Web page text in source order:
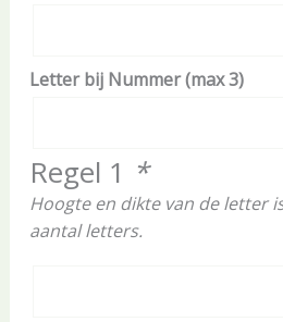
Letter bij Nummer (max 3)
Regel 1 *
Hoogte en dikte van de letter
aantal letters.